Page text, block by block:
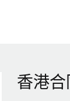
香港